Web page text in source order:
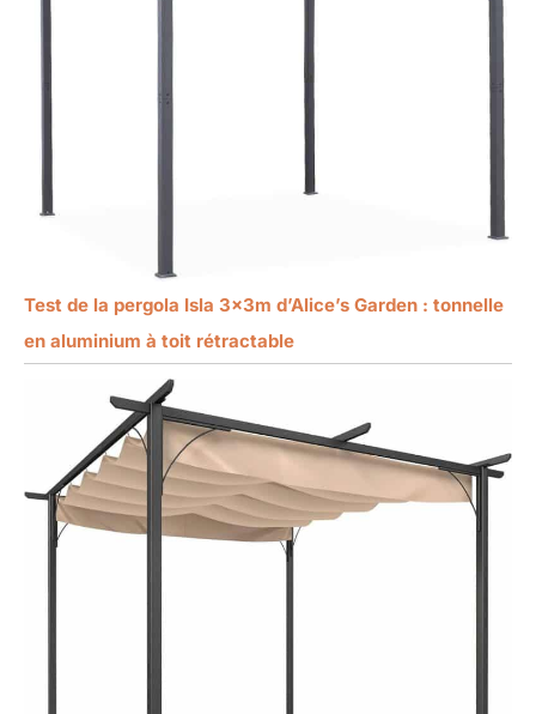
Test de la pergola Isla 3x3m d’Alice’s Garden : tonnelle
en aluminium à toit rétractable